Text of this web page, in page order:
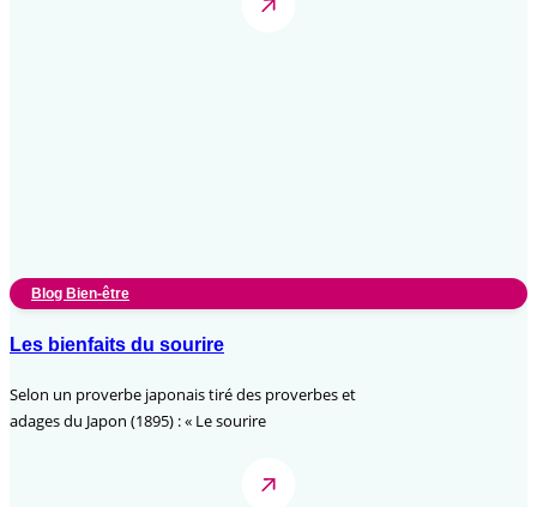
Blog Bien-être
Les bienfaits du sourire
Selon un proverbe japonais tiré des proverbes et
adages du Japon (1895) : « Le sourire